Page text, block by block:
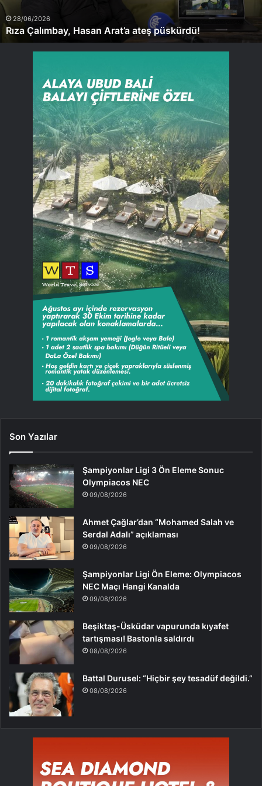
28/06/2026
Rıza Çalımbay, Hasan Arat’a ateş püskürdü!
Son Yazılar
Şampiyonlar Ligi 3 Ön Eleme Sonuc
Olympiacos NEC
09/08/2026
Ahmet Çağlar’dan “Mohamed Salah ve
Serdal Adalı” açıklaması
09/08/2026
Şampiyonlar Ligi Ön Eleme: Olympiacos
NEC Maçı Hangi Kanalda
09/08/2026
Beşiktaş-Üsküdar vapurunda kıyafet
tartışması! Bastonla saldırdı
08/08/2026
Battal Durusel: “Hiçbir şey tesadüf değildi.”
08/08/2026